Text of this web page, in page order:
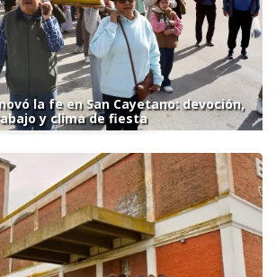
la fe en San Cayetano: devoción,
y clima de fiesta